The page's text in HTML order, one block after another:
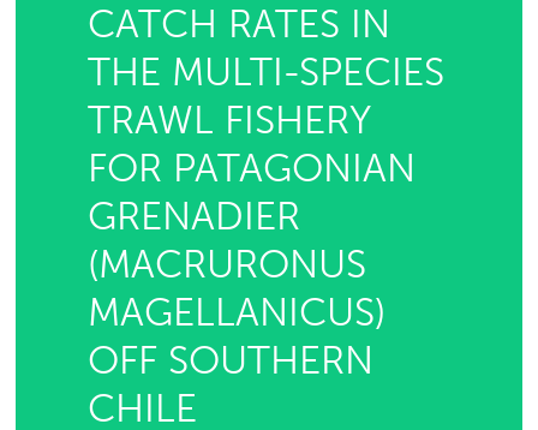
CATCH RATES IN
THE MULTI-SPECIES
TRAWL FISHERY
FOR PATAGONIAN
GRENADIER
(MACRURONUS
MAGELLANICUS)
OFF SOUTHERN
CHILE